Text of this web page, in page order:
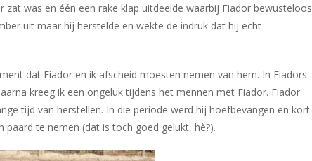
was en één een rake klap uitdeelde waarbij Fiador bewusteloos
uit maar hij herstelde en wekte de indruk dat hij echt
dat Fiador en ik afscheid moesten nemen van hem. In Fiadors
kreeg ik een ongeluk tijdens het mennen met Fiador. Fiador
tijd van herstellen. In die periode werd hij hoefbevangen en kort
te nemen (dat is toch goed gelukt, hè?).